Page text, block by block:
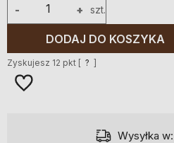
+
- szt.
DODAJ DO KOSZYKA
Zyskujesz 12 pkt [ ? ]
Wysyłka w: